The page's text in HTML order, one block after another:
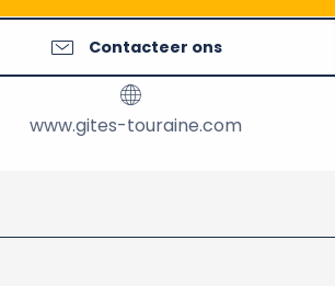
Contacteer ons
www.gites-touraine.com